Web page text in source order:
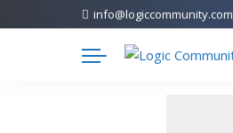
info@logiccommunity.com